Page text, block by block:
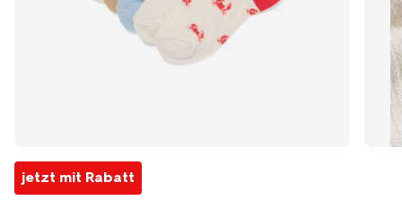
jetzt mit Rabatt